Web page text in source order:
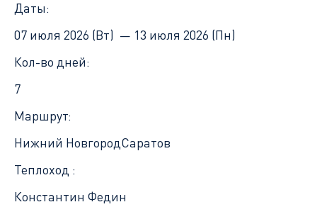
Даты:
07 июля 2026 (Вт) — 13 июля 2026 (Пн)
Кол-во дней:
7
Маршрут:
Нижний НовгородСаратов
Теплоход :
Константин Федин